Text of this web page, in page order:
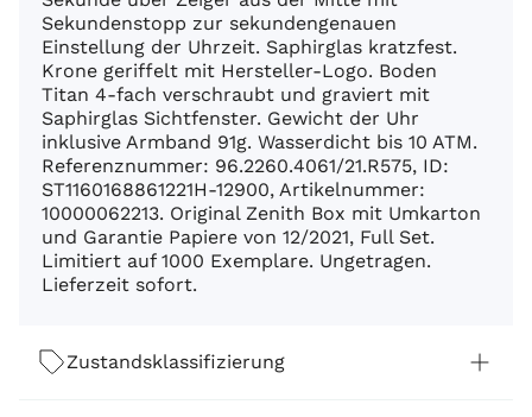
Sekundenstopp zur sekundengenauen
Einstellung der Uhrzeit. Saphirglas kratzfest.
Krone geriffelt mit Hersteller-Logo. Boden
Titan 4-fach verschraubt und graviert mit
Saphirglas Sichtfenster. Gewicht der Uhr
inklusive Armband 91g. Wasserdicht bis 10 ATM.
Referenznummer: 96.2260.4061/21.R575, ID:
ST1160168861221H-12900, Artikelnummer:
10000062213. Original Zenith Box mit Umkarton
und Garantie Papiere von 12/2021, Full Set.
Limitiert auf 1000 Exemplare. Ungetragen.
Lieferzeit sofort.
Zustandsklassifizierung